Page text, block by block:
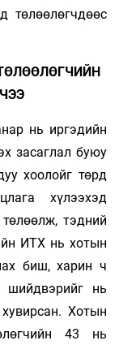
төлөөлөгчдөөс
нь иргэдийн
засаглал буюу
хоолойг төрд
хүлээхэд
тэдний
ИТХ нь хотын
биш, харин ч
шийдвэрийг нь
Хотын
43 нь